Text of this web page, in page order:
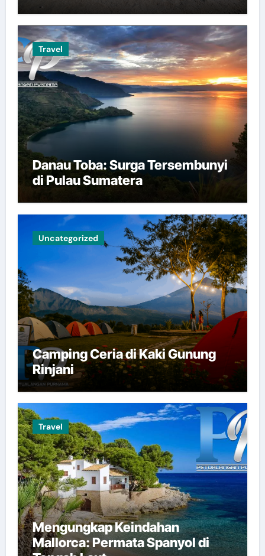
Travel
Danau Toba: Surga Tersembunyi
di Pulau Sumatera
Uncategorized
Camping Ceria di Kaki Gunung
Rinjani
Travel
Mengungkap Keindahan
Mallorca: Permata Spanyol di